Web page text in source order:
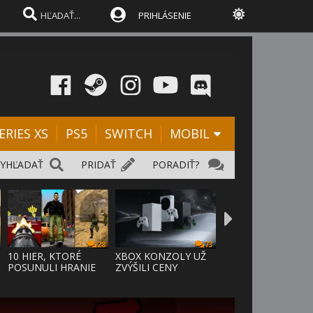
PRIHLÁSENIE
XS PS5 SWITCH MOBIL
PORADIŤ?
PRIDAŤ
28
10 HIER, KTORÉ
POSUNULI HRANIE
73
XBOX KONZOLY UŽ
ZVÝŠILI CENY